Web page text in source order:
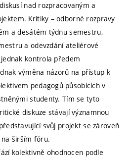
nad rozpracovaným a
Kritiky – odborné rozpravy
a desátém týdnu semestru,
a odevzdání ateliérové
kontrola předem
výměna názorů na přístup k
pedagogů působících v
studenty. Tím se tyto
diskuze stávají významnou
svůj projekt se zároveň
širším fóru.
kolektivně ohodnocen podle